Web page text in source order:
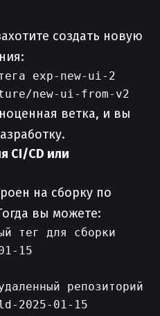
создать новую
exp-new-ui-2
ветка, и вы
CI/CD или
на сборку по
вы можете:
тег для сборки
15
репозиторий